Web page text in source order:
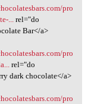
pro
...
rel="do
Bar</a>
pro
rel="do
dark chocolate</a>
pro